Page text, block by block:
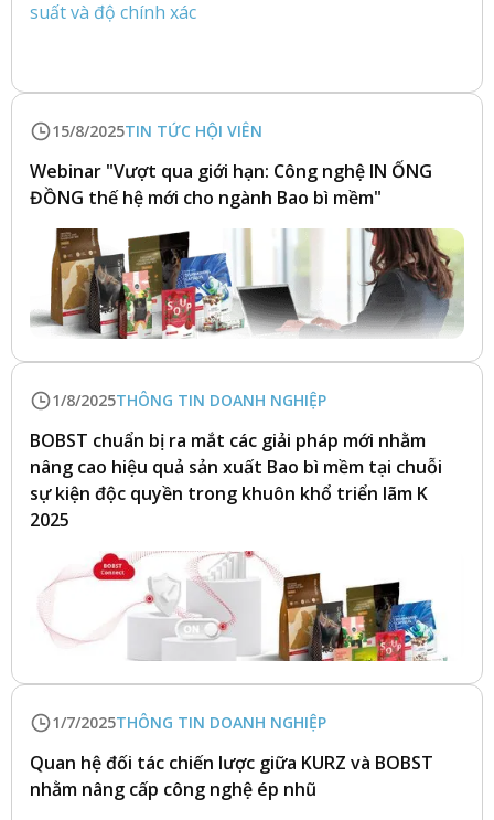
15/8/2025TIN TỨC HỘI VIÊN
Webinar "Vượt qua giới hạn: Công nghệ IN ỐNG
ĐỒNG thế hệ mới cho ngành Bao bì mềm"
1/8/2025THÔNG TIN DOANH NGHIỆP
BOBST chuẩn bị ra mắt các giải pháp mới nhằm
nâng cao hiệu quả sản xuất Bao bì mềm tại chuỗi
sự kiện độc quyền trong khuôn khổ triển lãm K
2025
1/7/2025THÔNG TIN DOANH NGHIỆP
Quan hệ đối tác chiến lược giữa KURZ và BOBST
nhằm nâng cấp công nghệ ép nhũ